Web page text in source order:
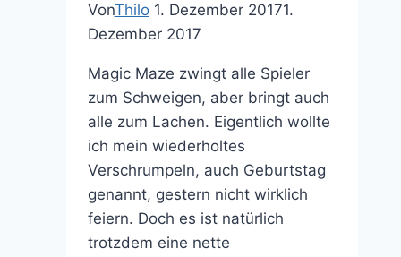
VonThilo 1. Dezember 20171.
Dezember 2017
Magic Maze zwingt alle Spieler
zum Schweigen, aber bringt auch
alle zum Lachen. Eigentlich wollte
ich mein wiederholtes
Verschrumpeln, auch Geburtstag
genannt, gestern nicht wirklich
feiern. Doch es ist natürlich
trotzdem eine nette